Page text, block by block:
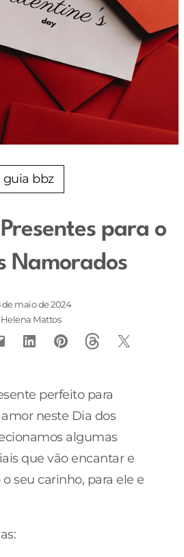
guia bbz
para o
Namorados
de maio de 2024
Helena Mattos
perfeito para
neste Dia dos
algumas
que vão encantar e
seu carinho, para ele e